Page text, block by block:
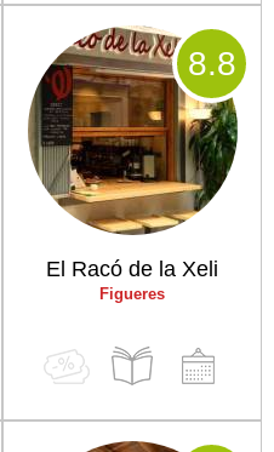
El Racó de la Xeli
Figueres
8.8